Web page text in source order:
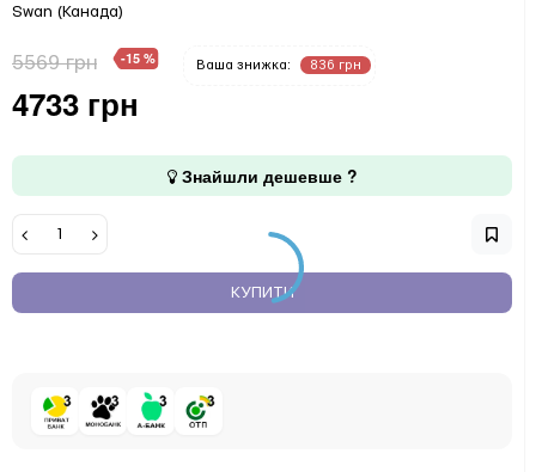
Swan (Канада)
5569 грн -15 % Ваша знижка: 836 грн
4733 грн
Знайшли дешевше ?
КУПИТИ